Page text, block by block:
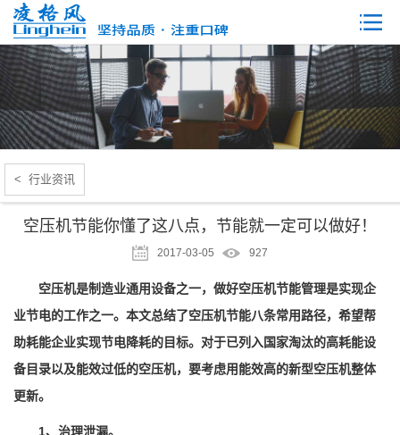
< 行业资讯
空压机节能你懂了这八点，节能就一定可以做好！
2017-03-05 927
空压机是制造业通用设备之一，做好空压机节能管理是实现企
业节电的工作之一。本文总结了空压机节能八条常用路径，希望帮
助耗能企业实现节电降耗的目标。对于已列入国家淘汰的高耗能设
备目录以及能效过低的空压机，要考虑用能效高的新型空压机整体
更新。
1、治理泄漏。